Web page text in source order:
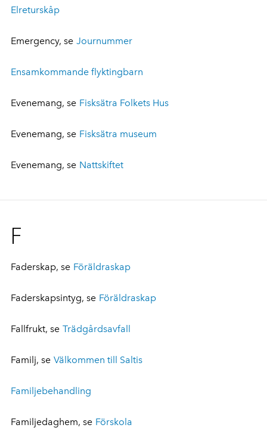
Elreturskåp
Emergency, se Journummer
Ensamkommande flyktingbarn
Evenemang, se Fisksätra Folkets Hus
Evenemang, se Fisksätra museum
Evenemang, se Nattskiftet
F
Faderskap, se Föräldraskap
Faderskapsintyg, se Föräldraskap
Fallfrukt, se Trädgårdsavfall
Familj, se Välkommen till Saltis
Familjebehandling
Familjedaghem, se Förskola